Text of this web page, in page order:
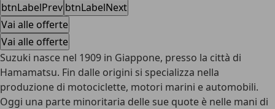
btnLabelPrev btnLabelNext
Vai alle offerte
Vai alle offerte
Suzuki nasce nel 1909 in Giappone, presso la città di
Hamamatsu. Fin dalle origini si specializza nella
produzione di motociclette, motori marini e automobili.
Oggi una parte minoritaria delle sue quote è nelle mani di